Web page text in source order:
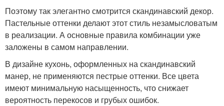
Поэтому так элегантно смотрится скандинавский декор.
Пастельные оттенки делают этот стиль незамысловатым
в реализации. А основные правила комбинации уже
заложены в самом направлении.
В дизайне кухонь, оформленных на скандинавский
манер, не применяются пестрые оттенки. Все цвета
имеют минимальную насыщенность, что снижает
вероятность перекосов и грубых ошибок.